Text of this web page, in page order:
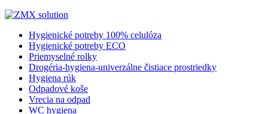
Hygienické potreby 100% celulóza
Hygienické potreby ECO
Priemyselné rolky
Drogéria-hygiena-univerzálne čistiace prostriedky
Hygiena rúk
Odpadové koše
Vrecia na odpad
WC hygiena